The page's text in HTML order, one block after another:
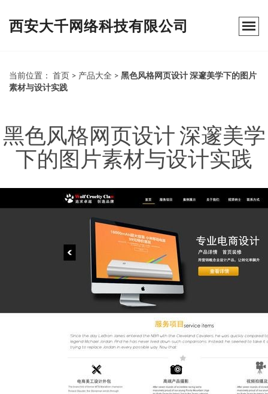
西安大千网络科技有限公司
当前位置： 首页 > 产品大全 > 黑色风格网页设计 深邃美学下的图片
素材与设计实践
黑色风格网页设计 深邃美学
下的图片素材与设计实践